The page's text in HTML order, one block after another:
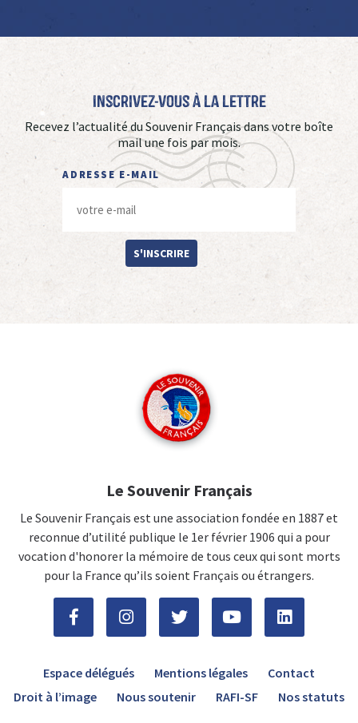
Inscrivez-vous à La Lettre
Recevez l’actualité du Souvenir Français dans votre boîte
mail une fois par mois.
ADRESSE E-MAIL
S'INSCRIRE
Le Souvenir Français
Le Souvenir Français est une association fondée en 1887 et
reconnue d’utilité publique le 1er février 1906 qui a pour
vocation d'honorer la mémoire de tous ceux qui sont morts
pour la France qu’ils soient Français ou étrangers.
Espace délégués Mentions légales
Contact
Droit à l’image
Nous soutenir RAFI-SF Nos statuts